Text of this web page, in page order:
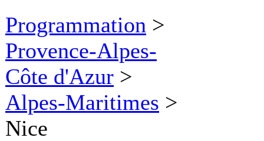
Programmation >
Provence-Alpes-
Côte d'Azur >
Alpes-Maritimes >
Nice